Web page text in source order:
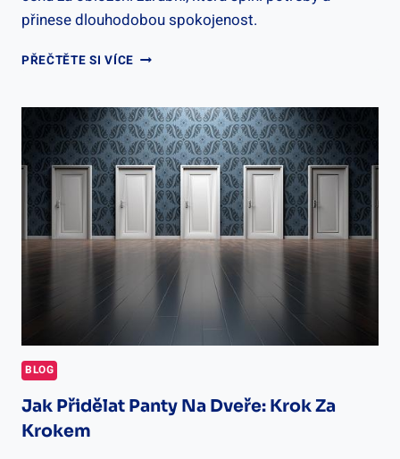
přinese dlouhodobou spokojenost.
PŘEČTĚTE SI VÍCEOBLOŽENÍ
KVALITA
A
NÁKLADY
NA
RENOVACI
BLOG
Jak Přidělat Panty Na Dveře: Krok Za
Krokem